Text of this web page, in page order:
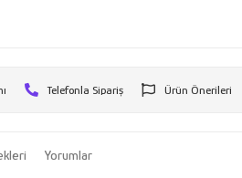
Telefonla Sipariş Ürün Önerileri
Yorumlar